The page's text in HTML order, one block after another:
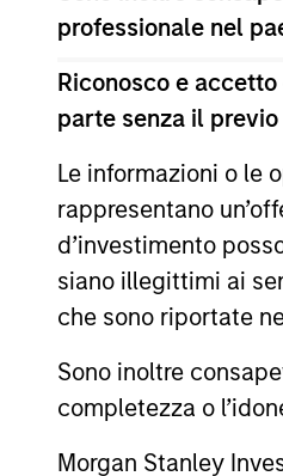
professionale nel
Riconosco e
parte senza il
Le informazioni o le
rappresentano
d’investimento
siano illegittimi ai
che sono riportate
Sono inoltre
completezza o
Morgan Stanley
Il presente materiale
modifiche. La Società è un
Prima dell’adesione ai
contenente informazioni
(“Documenti di offerta”) o
European Bank and
Le informazioni relative
Inoltre, gli investitori
supplementari per Hong
lingua tedesca del
Ginevra. L’agente
Se la società di gestione
lo farà nel rispetto delle